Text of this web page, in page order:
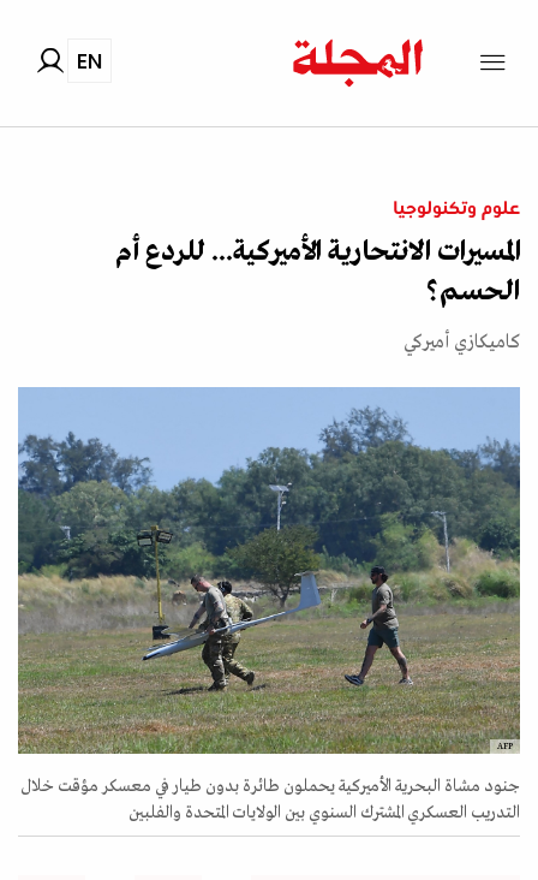
EN
علوم وتكنولوجيا
المسيرات الانتحارية الأميركية... للردع أم
الحسم؟
كاميكازي أميركي
AFP
جنود مشاة البحرية الأميركية يحملون طائرة بدون طيار في معسكر مؤقت خلال
التدريب العسكري المشترك السنوي بين الولايات المتحدة والفلبين